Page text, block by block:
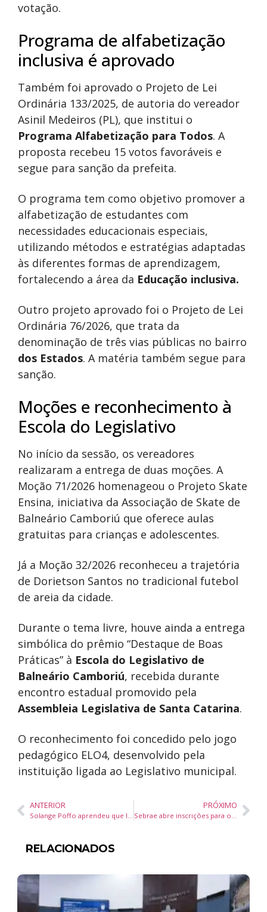
votação.
Programa de alfabetização
inclusiva é aprovado
Também foi aprovado o Projeto de Lei
Ordinária 133/2025, de autoria do vereador
Asinil Medeiros (PL), que institui o
Programa Alfabetização para Todos. A
proposta recebeu 15 votos favoráveis e
segue para sanção da prefeita.
O programa tem como objetivo promover a
alfabetização de estudantes com
necessidades educacionais especiais,
utilizando métodos e estratégias adaptadas
às diferentes formas de aprendizagem,
fortalecendo a área da Educação inclusiva.
Outro projeto aprovado foi o Projeto de Lei
Ordinária 76/2026, que trata da
denominação de três vias públicas no bairro
dos Estados. A matéria também segue para
sanção.
Moções e reconhecimento à
Escola do Legislativo
No início da sessão, os vereadores
realizaram a entrega de duas moções. A
Moção 71/2026 homenageou o Projeto Skate
Ensina, iniciativa da Associação de Skate de
Balneário Camboriú que oferece aulas
gratuitas para crianças e adolescentes.
Já a Moção 32/2026 reconheceu a trajetória
de Dorietson Santos no tradicional futebol
de areia da cidade.
Durante o tema livre, houve ainda a entrega
simbólica do prêmio “Destaque de Boas
Práticas” à Escola do Legislativo de
Balneário Camboriú, recebida durante
encontro estadual promovido pela
Assembleia Legislativa de Santa Catarina.
O reconhecimento foi concedido pelo jogo
pedagógico ELO4, desenvolvido pela
instituição ligada ao Legislativo municipal.
ANTERIOR
Solange Poffo aprendeu que liderar não é controlar: é construir pessoas capazes de seguir sem você
PRÓXIMO
Sebrae abre inscrições para o Prêmio Sebrae Mulher de Negócios 2026 em todo o Brasil
RELACIONADOS